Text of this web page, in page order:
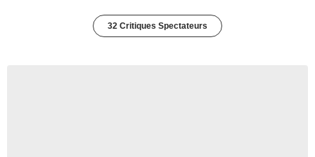
32 Critiques Spectateurs